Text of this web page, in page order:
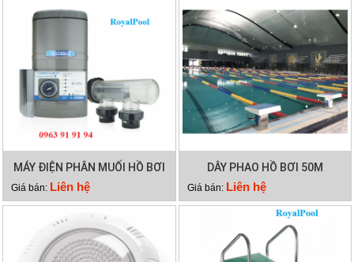
MÁY ĐIỆN PHÂN MUỐI HỒ BƠI
WATERCO HYDROCHLOR MK3
ST 3000
Giá bán: Liên hệ
DÂY PHAO HỒ BƠI 50M
Giá bán: Liên hệ